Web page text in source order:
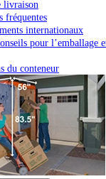
livraison
fréquentes
internationaux
pour l’emballage
du conteneur